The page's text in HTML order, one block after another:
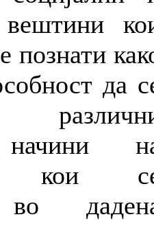
познати
да
начини
кои
во